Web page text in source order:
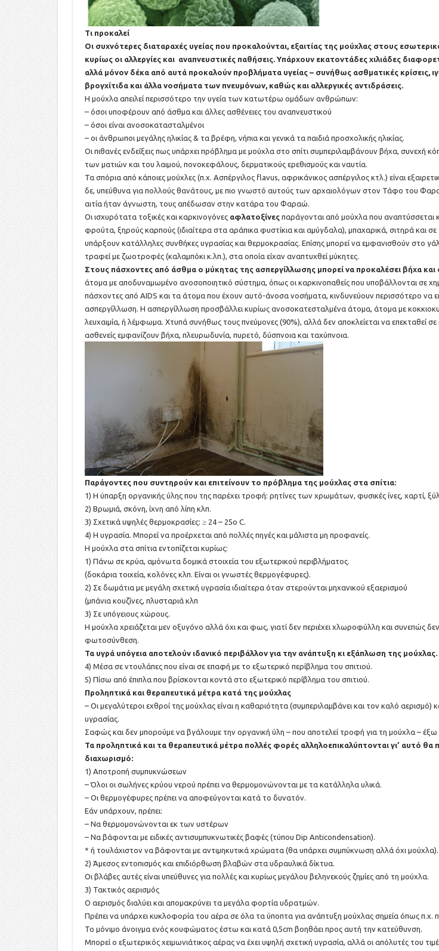
Τι προκαλεί
Οι συχνότερες διαταραχές υγείας που προκαλούνται, εξαιτίας της μούχλας στους
κυρίως οι αλλεργίες και αναπνευστικές παθήσεις. Υπάρχουν εκατοντάδες χιλιάδες
αλλά μόνον δέκα από αυτά προκαλούν προβλήματα υγείας – συνήθως ασθματικές κρίσεις,
βρογχίτιδα και άλλα νοσήματα των πνευμόνων, καθώς και αλλεργικές αντιδράσεις.
Η μούχλα απειλεί περισσότερο την υγεία των κατωτέρω ομάδων ανθρώπων:
– όσοι υποφέρουν από άσθμα και άλλες ασθένειες του αναπνευστικού
– όσοι είναι ανοσοκατασταλμένοι
– οι άνθρωποι μεγάλης ηλικίας & τα βρέφη, νήπια και γενικά τα παιδιά προσχολικής ηλικίας.
Οι πιθανές ενδείξεις πως υπάρχει πρόβλημα με μούχλα στο σπίτι συμπεριλαμβάνουν βήχα, συνεχή
των ματιών και του λαιμού, πονοκεφάλους, δερματικούς ερεθισμούς και ναυτία.
Τα σπόρια από κάποιες μούχλες (π.χ. Ασπέργιλος flavus, αφρικάνικος ασπέργιλος κτλ.) είναι
δε, υπεύθυνα για πολλούς θανάτους, με πιο γνωστό αυτούς των αρχαιολόγων στον Τάφο του
αιτία ήταν άγνωστη, τους απέδωσαν στην κατάρα του Φαραώ.
Οι ισχυρότατα τοξικές και καρκινογόνες αφλατοξίνες παράγονται από μούχλα που αναπτύσσεται
φρούτα, ξηρούς καρπούς (ιδιαίτερα στα αράπικα φυστίκια και αμύγδαλα), μπαχαρικά, σιτηρά και σε
υπάρξουν κατάλληλες συνθήκες υγρασίας και θερμοκρασίας. Επίσης μπορεί να εμφανισθούν στο
τραφεί με ζωοτροφές (καλαμπόκι κ.λπ.), στα οποία είχαν αναπτυχθεί μύκητες.
Στους πάσχοντες από άσθμα ο μύκητας της ασπεργίλλωσης μπορεί να προκαλέσει βήχα και
άτομα με αποδυναμωμένο ανοσοποιητικό σύστημα, όπως οι καρκινοπαθείς που υποβάλλονται σε
πάσχοντες από AIDS και τα άτομα που έχουν αυτό-άνοσα νοσήματα, κινδυνεύουν περισσότερο να
ασπεργίλλωση. Η ασπεργίλλωση προσβάλλει κυρίως ανοσοκατεσταλμένα άτομα, άτομα με
λευχαιμία, ή λέμφωμα. Χτυπά συνήθως τους πνεύμονες (90%), αλλά δεν αποκλείεται να επεκταθεί
ασθενείς εμφανίζουν βήχα, πλευρωδυνία, πυρετό, δύσπνοια και ταχύπνοια.
Παράγοντες που συντηρούν και επιτείνουν το πρόβλημα της μούχλας στα σπίτια:
1) Η ύπαρξη οργανικής ύλης που της παρέχει τροφή: ρητίνες των χρωμάτων, φυσικές ίνες, χαρτί,
2) Βρωμιά, σκόνη, ίχνη από λίπη κλπ.
3) Σχετικά υψηλές θερμοκρασίες: ≥ 24 – 25ο C.
4) Η υγρασία. Μπορεί να προέρχεται από πολλές πηγές και μάλιστα μη προφανείς.
Η μούχλα στα σπίτια εντοπίζεται κυρίως:
1) Πάνω σε κρύα, αμόνωτα δομικά στοιχεία του εξωτερικού περιβλήματος.
(δοκάρια τοιχεία, κολόνες κλπ. Είναι οι γνωστές θερμογέφυρες).
2) Σε δωμάτια με μεγάλη σχετική υγρασία ιδιαίτερα όταν στερούνται μηχανικού εξαερισμού
(μπάνια κουζίνες, πλυσταριά κλπ
3) Σε υπόγειους χώρους.
Η μούχλα χρειάζεται μεν οξυγόνο αλλά όχι και φως, γιατί δεν περιέχει χλωροφύλλη και συνεπώς
φωτοσύνθεση.
Τα υγρά υπόγεια αποτελούν ιδανικό περιβάλλον για την ανάπτυξη κι εξάπλωση της μούχλας.
4) Μέσα σε ντουλάπες που είναι σε επαφή με το εξωτερικό περίβλημα του σπιτιού.
5) Πίσω από έπιπλα που βρίσκονται κοντά στο εξωτερικό περίβλημα του σπιτιού.
Προληπτικά και θεραπευτικά μέτρα κατά της μούχλας
– Οι μεγαλύτεροι εχθροί της μούχλας είναι η καθαριότητα (συμπεριλαμβάνει και τον καλό αερισμό)
υγρασίας.
Σαφώς και δεν μπορούμε να βγάλουμε την οργανική ύλη – που αποτελεί τροφή για τη μούχλα – έξω
Τα προληπτικά και τα θεραπευτικά μέτρα πολλές φορές αλληλοεπικαλύπτονται γι’ αυτό θα
διαχωρισμό:
1) Αποτροπή συμπυκνώσεων
– Όλοι οι σωλήνες κρύου νερού πρέπει να θερμομονώνονται με τα κατάλληλα υλικά.
– Οι θερμογέφυρες πρέπει να αποφεύγονται κατά το δυνατόν.
Εάν υπάρχουν, πρέπει:
– Να θερμομονώνονται εκ των υστέρων
– Να βάφονται με ειδικές αντισυμπυκνωτικές βαφές (τύπου Dip Αnticondensation).
* ή τουλάχιστον να βάφονται με αντιμηκυτικά χρώματα (θα υπάρχει συμπύκνωση αλλά όχι μούχλα).
2) Άμεσος εντοπισμός και επιδιόρθωση βλαβών στα υδραυλικά δίκτυα.
Οι βλάβες αυτές είναι υπεύθυνες για πολλές και κυρίως μεγάλου βεληνεκούς ζημίες από τη μούχλα.
3) Τακτικός αερισμός
Ο αερισμός διαλύει και απομακρύνει τα μεγάλα φορτία υδρατμών.
Πρέπει να υπάρχει κυκλοφορία του αέρα σε όλα τα ύποπτα για ανάπτυξη μούχλας σημεία όπως π.χ.
Το μόνιμο άνοιγμα ενός κουφώματος έστω και κατά 0,5cm βοηθάει προς αυτή την κατεύθυνση.
Μπορεί ο εξωτερικός χειμωνιάτικος αέρας να έχει υψηλή σχετική υγρασία, αλλά οι απόλυτές του